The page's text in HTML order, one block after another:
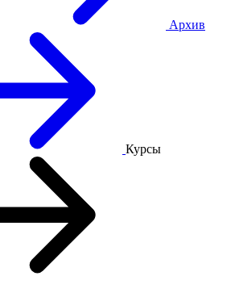
Архив
Курсы